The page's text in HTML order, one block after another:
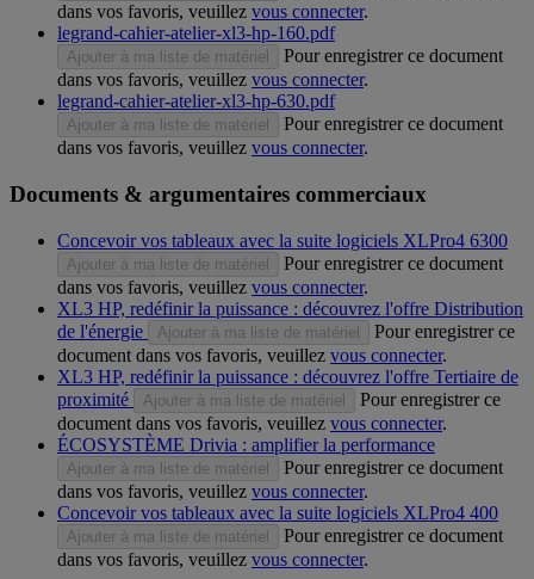
dans vos favoris, veuillez vous connecter.
legrand-cahier-atelier-xl3-hp-160.pdf
Ajouter à ma liste de matériel
Pour enregistrer ce document
dans vos favoris, veuillez vous connecter.
legrand-cahier-atelier-xl3-hp-630.pdf
Ajouter à ma liste de matériel
Pour enregistrer ce document
dans vos favoris, veuillez vous connecter.
Documents & argumentaires commerciaux
Concevoir vos tableaux avec la suite logiciels XLPro4 6300
Ajouter à ma liste de matériel
Pour enregistrer ce document
dans vos favoris, veuillez vous connecter.
XL3 HP, redéfinir la puissance : découvrez l'offre Distribution
de l'énergie
Ajouter à ma liste de matériel
Pour enregistrer ce
document dans vos favoris, veuillez vous connecter.
XL3 HP, redéfinir la puissance : découvrez l'offre Tertiaire de
proximité
Ajouter à ma liste de matériel
Pour enregistrer ce
document dans vos favoris, veuillez vous connecter.
ÉCOSYSTÈME Drivia : amplifier la performance
Ajouter à ma liste de matériel
Pour enregistrer ce document
dans vos favoris, veuillez vous connecter.
Concevoir vos tableaux avec la suite logiciels XLPro4 400
Ajouter à ma liste de matériel
Pour enregistrer ce document
dans vos favoris, veuillez vous connecter.